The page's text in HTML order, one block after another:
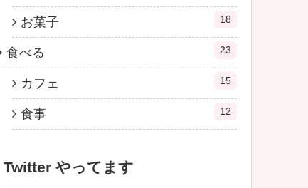
お菓子 18
食べる 23
カフェ 15
食事 12
Twitter やってます